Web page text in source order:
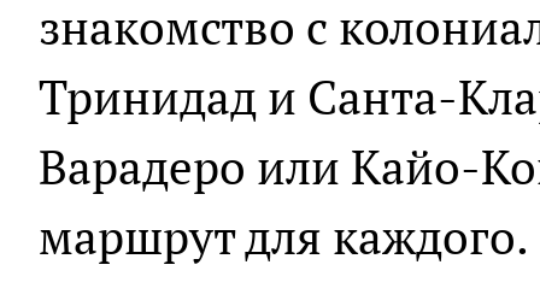
знакомство с
Тринидад и Санта-
Варадеро или Кайо-
маршрут для каждого.